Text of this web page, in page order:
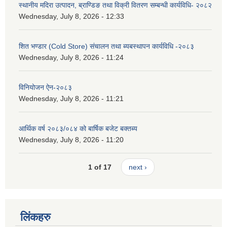
स्थानीय मदिरा उत्पादन, ब्राण्डिङ तथा विक्री वितरण सम्बन्धी कार्यविधि- २०८२
Wednesday, July 8, 2026 - 12:33
शित भण्डार (Cold Store) संचालन तथा ब्यबस्थापन कार्यविधि -२०८३
Wednesday, July 8, 2026 - 11:24
विनियोजन ऐन-२०८३
Wednesday, July 8, 2026 - 11:21
आर्थिक वर्ष २०८३/०८४ को बार्षिक बजेट बक्तब्य
Wednesday, July 8, 2026 - 11:20
1 of 17 next ›
लिंकहरु